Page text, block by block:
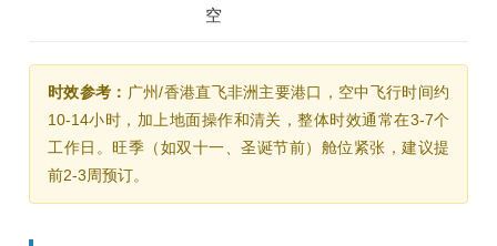
空
时效参考： 广州/香港直飞非洲主要港口，空中飞行时间约
10-14小时，加上地面操作和清关，整体时效通常在3-7个
工作日。旺季（如双十一、圣诞节前）舱位紧张，建议提
前2-3周预订。